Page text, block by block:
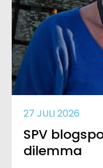
27 JULI 2026
SPV
dilemma